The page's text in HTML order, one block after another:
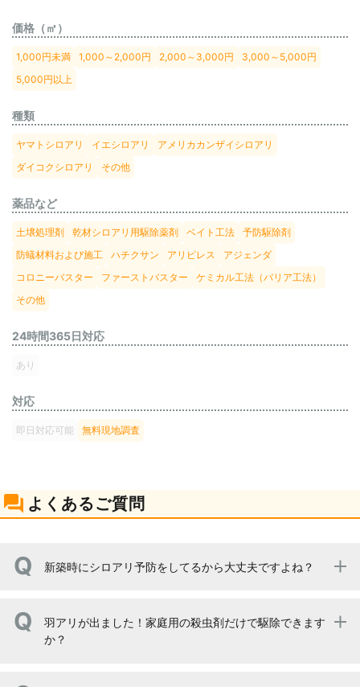
価格（㎡）
1,000円未満 1,000～2,000円 2,000～3,000円
3,000～5,000円
5,000円以上
種類
ヤマトシロアリ イエシロアリ
アメリカカンザイシロアリ
ダイコクシロアリ
その他
薬品など
土壌処理剤 乾材シロアリ用駆除薬剤 ベイト工法
予防駆除剤
防蟻材料および施工
ハチクサン アリピレス
アジェンダ
コロニーバスター
ファーストバスター
ケミカル工法（バリア工法）
その他
24時間365日対応
あり
対応
即日対応可能 無料現地調査
よくあるご質問
新築時にシロアリ予防をしてるから大丈夫ですよね？
予防のため使用した薬剤の効果が続くのがだいたい5年程
度だからです、もし5年以上シロアリ調査をしていなかっ
羽アリが出ました！家庭用の殺虫剤だけで駆除できます
か？